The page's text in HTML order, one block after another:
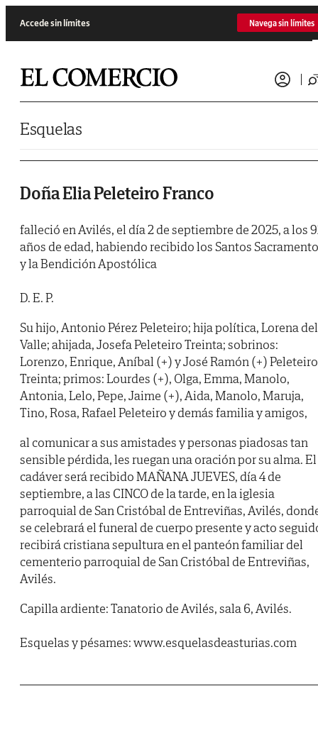
Accede sin límites Navega sin límites
Esquelas
Doña Elia Peleteiro Franco
falleció en Avilés, el día 2 de septiembre de 2025, a los
años de edad, habiendo recibido los Santos
y la Bendición Apostólica
D. E. P.
Su hijo, Antonio Pérez Peleteiro; hija política, Lorena del
Valle; ahijada, Josefa Peleteiro Treinta; sobrinos:
Lorenzo, Enrique, Aníbal (+) y José Ramón (+) Peleteiro
Treinta; primos: Lourdes (+), Olga, Emma, Manolo,
Antonia, Lelo, Pepe, Jaime (+), Aida, Manolo, Maruja,
Tino, Rosa, Rafael Peleteiro y demás familia y amigos,
al comunicar a sus amistades y personas piadosas tan
sensible pérdida, les ruegan una oración por su alma. El
cadáver será recibido MAÑANA JUEVES, día 4 de
septiembre, a las CINCO de la tarde, en la iglesia
parroquial de San Cristóbal de Entreviñas, Avilés,
se celebrará el funeral de cuerpo presente y acto
recibirá cristiana sepultura en el panteón familiar del
cementerio parroquial de San Cristóbal de Entreviñas,
Avilés.
Capilla ardiente: Tanatorio de Avilés, sala 6, Avilés.
Esquelas y pésames: www.esquelasdeasturias.com